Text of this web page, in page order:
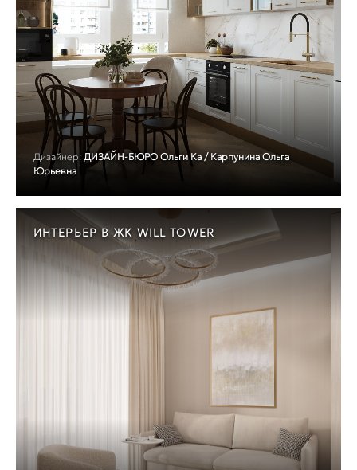
Дизайнер: ДИЗАЙН-БЮРО Ольги Ка / Карпунина Ольга
Юрьевна
ИНТЕРЬЕР В ЖК WILL TOWER